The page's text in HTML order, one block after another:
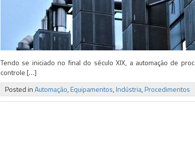
Tendo se iniciado no final do século XIX, a automação de
controle […]
Posted inAutomação,Equipamentos,Indústria,Procedimentos